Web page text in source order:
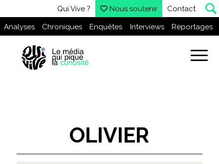
Qui Vive ? Nous soutenir Contact
Analyses Chroniques Enquêtes Interviews Reportages
OLIVIER